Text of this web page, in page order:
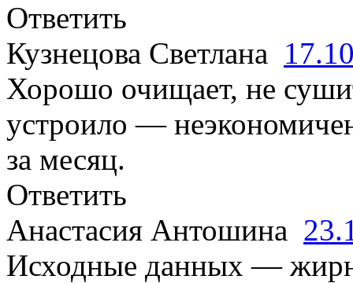
Ответить
Кузнецова Светлана
Хорошо очищает, не
устроило —
за месяц.
Ответить
Анастасия Антошина
Исходные данных —